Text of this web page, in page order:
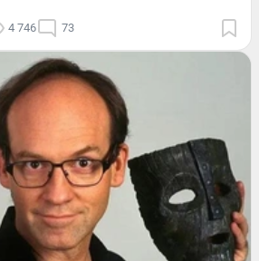
4 746 73